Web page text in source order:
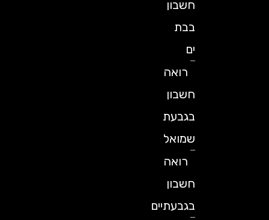
חשבון
רואה
חשבון
בגבעת
שמואל
רואה
חשבון
בגבעתיים